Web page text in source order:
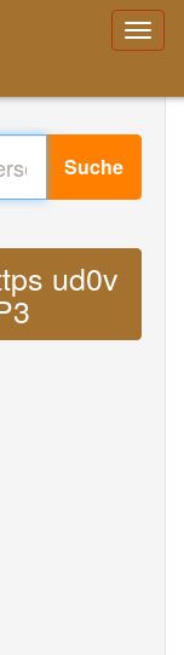
Suche
ud0v